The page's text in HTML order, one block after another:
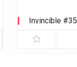
Invincible #35